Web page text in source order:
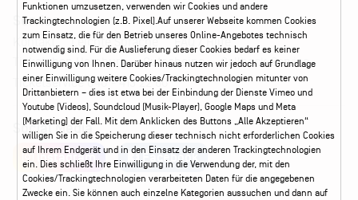
Service
Kontakt Leichte Sprache
FAQ / Hilfe
Ticketshop Hamburg
Gutscheine
Callback-Service
Ticketservice 040 - 413 22 60
Social Media
Instagram Facebook
Funktionen umzusetzen, verwenden wir Cookies und andere
Trackingtechnologien (z.B. Pixel).Auf unserer Webseite kommen Cookies
zum Einsatz, die für den Betrieb unseres Online-Angebotes technisch
notwendig sind. Für die Auslieferung dieser Cookies bedarf es keiner
Einwilligung von Ihnen. Darüber hinaus nutzen wir jedoch auf Grundlage
einer Einwilligung weitere Cookies/Trackingtechnologien mitunter von
Drittanbietern – dies ist etwa bei der Einbindung der Dienste Vimeo und
Youtube (Videos), Soundcloud (Musik-Player), Google Maps und Meta
(Marketing) der Fall. Mit dem Anklicken des Buttons „Alle Akzeptieren“
willigen Sie in die Speicherung dieser technisch nicht erforderlichen Cookies
auf Ihrem Endgerät und in den Einsatz der anderen Trackingtechnologien
ein. Dies schließt Ihre Einwilligung in die Verwendung der, mit den
Cookies/Trackingtechnologien verarbeiteten Daten für die angegebenen
Zwecke ein. Sie können auch einzelne Kategorien aussuchen und dann auf